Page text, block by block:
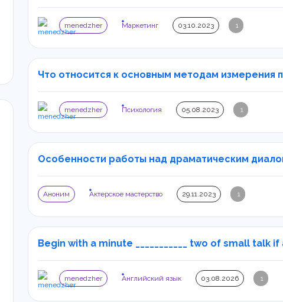
menedzher Маркетинг 03.10.2023 1
Что относится к основным методам измерения
menedzher Психология 05.08.2023 1
Особенности работы над драматическим
Аноним Актерское мастерство 29.11.2023 1
Begin with a minute ___________ two of small talk if
menedzher Английский язык 03.08.2026 1